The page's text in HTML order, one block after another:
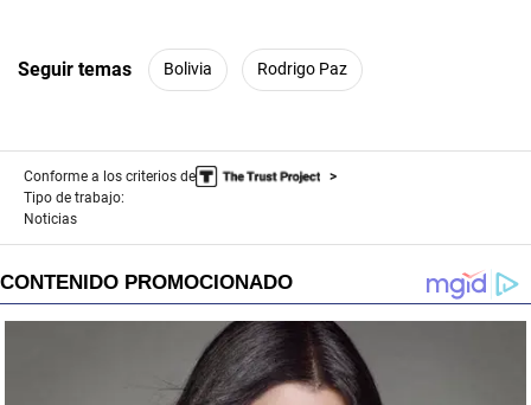
Seguir temas Bolivia Rodrigo Paz
Conforme a los criterios de
Tipo de trabajo:
Noticias